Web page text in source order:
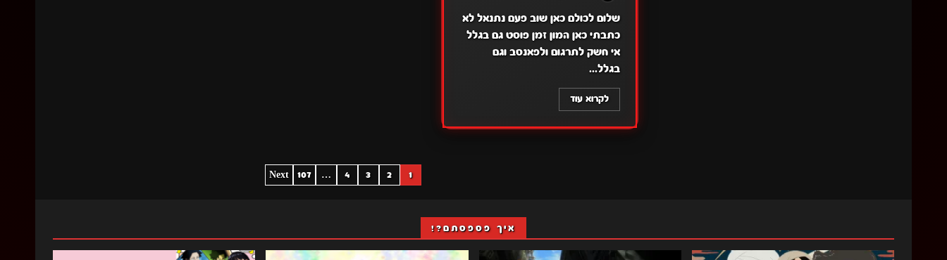
שלום לכולם כאן שוב פעם נתנאל לא
כתבתי כאן המון זמן פוסט גם בגלל
אי חשק לתרגום ולפאנסב וגם
בגלל...
לקרוא עוד
POSTS
1
2
3
4
…
107
Next
איך פספסתם?!